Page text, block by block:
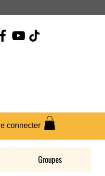
connecter
Groupes